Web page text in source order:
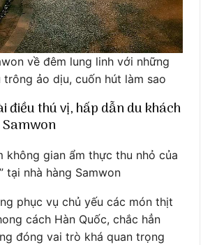
về đêm lung linh với những
trông ảo dịu, cuốn hút làm sao
điều thú vị, hấp dẫn du khách
không gian ẩm thực thu nhỏ của
tại nhà hàng Samwon
phục vụ chủ yếu các món thịt
cách Hàn Quốc, chắc hẳn
đóng vai trò khá quan trọng